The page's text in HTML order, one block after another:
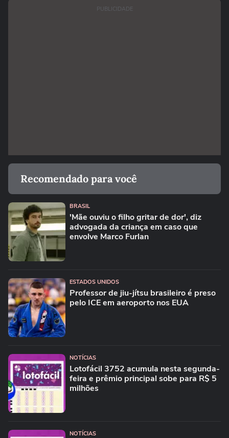
PUBLICIDADE
Recomendado para você
BRASIL
'Mãe ouviu o filho gritar de dor', diz
advogada da criança em caso que
envolve Marco Furlan
ESTADOS UNIDOS
Professor de jiu-jítsu brasileiro é preso
pelo ICE em aeroporto nos EUA
NOTÍCIAS
Lotofácil 3752 acumula nesta segunda-
feira e prêmio principal sobe para R$ 5
milhões
NOTÍCIAS